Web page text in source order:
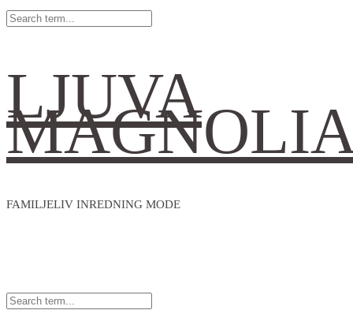
LJUVA
FAMILJELIV INREDNING MODE